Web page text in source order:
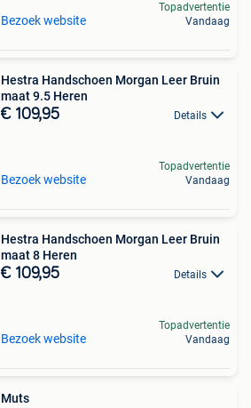
Bezoek website
Topadvertentie
Vandaag
Hestra Handschoen Morgan Leer Bruin
maat 9.5 Heren
€ 109,95 Details
Bezoek website
Topadvertentie
Vandaag
Hestra Handschoen Morgan Leer Bruin
maat 8 Heren
€ 109,95 Details
Bezoek website
Topadvertentie
Vandaag
Muts